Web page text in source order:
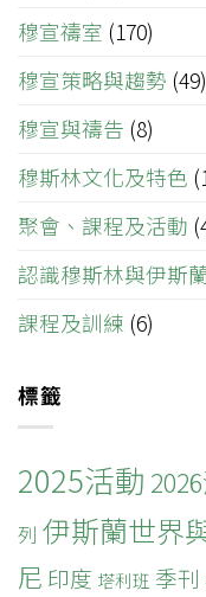
穆宣禱室 (170)
穆宣策略與趨勢 (49)
穆宣與禱告 (8)
穆斯林文化及特色
聚會、課程及活動
認識穆斯林與伊斯
課程及訓練 (6)
標籤
2025活動
列 伊斯蘭世界
尼 印度 塔利班 季刊